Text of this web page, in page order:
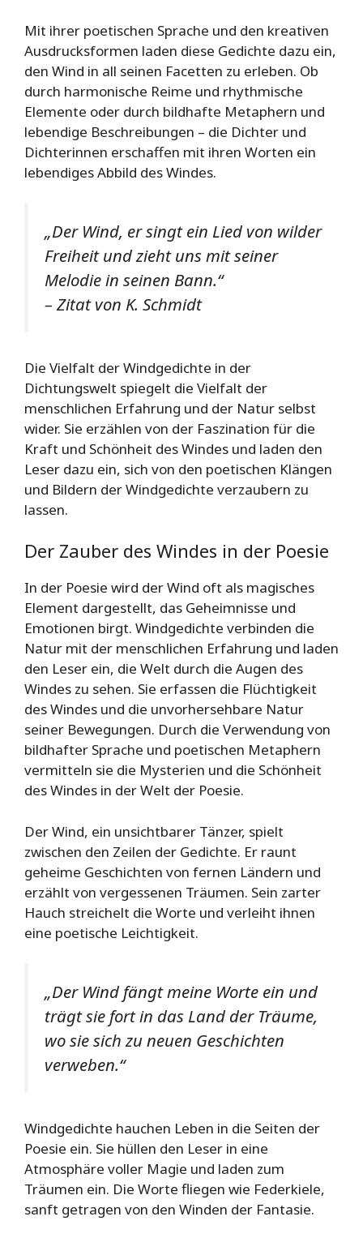
Mit ihrer poetischen Sprache und den kreativen
Ausdrucksformen laden diese Gedichte dazu ein,
den Wind in all seinen Facetten zu erleben. Ob
durch harmonische Reime und rhythmische
Elemente oder durch bildhafte Metaphern und
lebendige Beschreibungen – die Dichter und
Dichterinnen erschaffen mit ihren Worten ein
lebendiges Abbild des Windes.
„Der Wind, er singt ein Lied von wilder
Freiheit und zieht uns mit seiner
Melodie in seinen Bann.“
– Zitat von K. Schmidt
Die Vielfalt der Windgedichte in der
Dichtungswelt spiegelt die Vielfalt der
menschlichen Erfahrung und der Natur selbst
wider. Sie erzählen von der Faszination für die
Kraft und Schönheit des Windes und laden den
Leser dazu ein, sich von den poetischen Klängen
und Bildern der Windgedichte verzaubern zu
lassen.
Der Zauber des Windes in der Poesie
In der Poesie wird der Wind oft als magisches
Element dargestellt, das Geheimnisse und
Emotionen birgt. Windgedichte verbinden die
Natur mit der menschlichen Erfahrung und laden
den Leser ein, die Welt durch die Augen des
Windes zu sehen. Sie erfassen die Flüchtigkeit
des Windes und die unvorhersehbare Natur
seiner Bewegungen. Durch die Verwendung von
bildhafter Sprache und poetischen Metaphern
vermitteln sie die Mysterien und die Schönheit
des Windes in der Welt der Poesie.
Der Wind, ein unsichtbarer Tänzer, spielt
zwischen den Zeilen der Gedichte. Er raunt
geheime Geschichten von fernen Ländern und
erzählt von vergessenen Träumen. Sein zarter
Hauch streichelt die Worte und verleiht ihnen
eine poetische Leichtigkeit.
„Der Wind fängt meine Worte ein und
trägt sie fort in das Land der Träume,
wo sie sich zu neuen Geschichten
verweben.“
Windgedichte hauchen Leben in die Seiten der
Poesie ein. Sie hüllen den Leser in eine
Atmosphäre voller Magie und laden zum
Träumen ein. Die Worte fliegen wie Federkiele,
sanft getragen von den Winden der Fantasie.